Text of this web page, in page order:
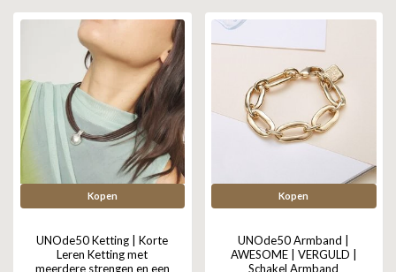
YMALA
REBEL & ROSE
SILK | SALE
SER INTREPIDA | SS25
HORLOGE
SALE
CADEAU MAN
CADEAUTJES TOT € 50
CADEAUTJES TOT € 100
CADEAUTJES VANAF € 100
Kopen
UNOde50 Ketting | Korte
Leren Ketting met
meerdere strengen en een
Kopen
UNOde50 Armband |
AWESOME | VERGULD |
Schakel Armband